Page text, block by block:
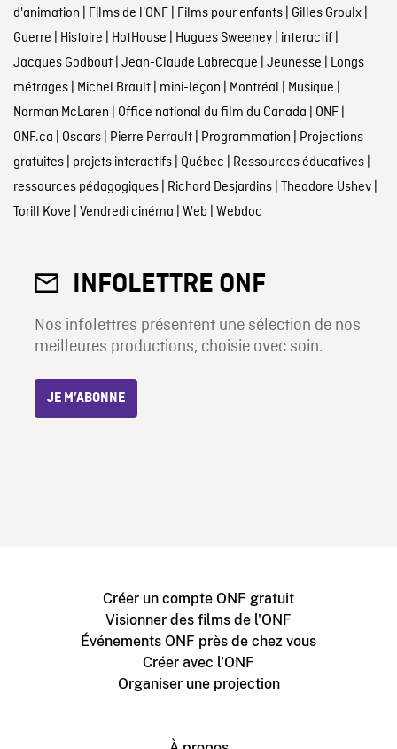
d'animation Films de l'ONF| Films pour enfants| Gilles Groulx|
Guerre Histoire HotHouse Hugues Sweeney| interactif|
Jacques Godbout| Jean-Claude Labrecque Jeunesse Longs
métrages| Michel Brault| mini-leçon Montréal Musique
Norman McLaren Office national du film du Canada ONF|
ONF.ca Oscars| Pierre Perrault| Programmation Projections
gratuites| projets interactifs| Québec Ressources éducatives|
ressources pédagogiques| Richard Desjardins| Theodore Ushev|
Torill Kove Vendredi cinéma Web Webdoc
INFOLETTRE ONF
Nos infolettres présentent une sélection de nos
meilleures productions, choisie avec soin.
JE M’ABONNE
Créer un compte ONF gratuit
Visionner des films de l'ONF
Événements ONF près de chez vous
Créer avec l'ONF
Organiser une projection